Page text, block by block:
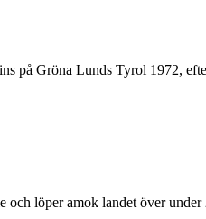
på Gröna Lunds Tyrol 1972,
löper amok landet över under